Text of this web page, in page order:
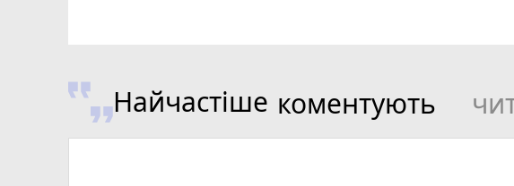
Найчастіше коментують